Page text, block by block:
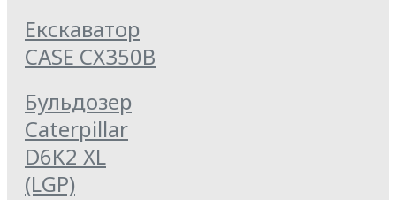
Екскаватор
CASE CX350B
Бульдозер
Caterpillar
D6K2 XL
(LGP)